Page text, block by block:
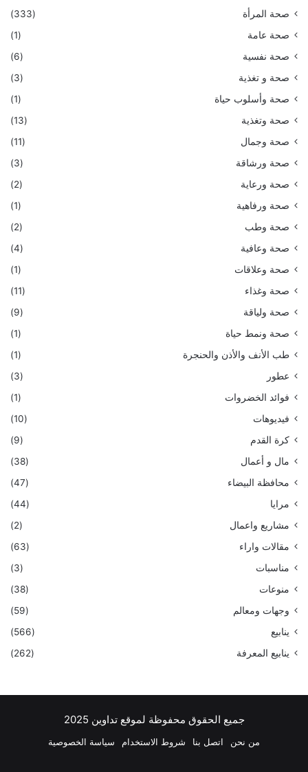
صحة المرأة
(333)
صحة عامة
(1)
صحة نفسية
(6)
صحة و تغذية
(3)
صحة وأسلوب حياة
(1)
صحة وتغذية
(13)
صحة وجمال
(11)
صحة ورشاقة
(3)
صحة ورعاية
(2)
صحة ورفاهية
(1)
صحة وطب
(2)
صحة وعافية
(4)
صحة وعلاقات
(1)
صحة وغذاء
(11)
صحة ولياقة
(9)
صحة ونمط حياة
(1)
طب الأنف والأذن والحنجرة
(1)
عطور
(3)
فوائد الخضروات
(1)
فيديوهات
(10)
كرة القدم
(9)
مال و أعمال
(38)
محافظة البيضاء
(47)
مرايا
(44)
مشاريع واعمال
(2)
مقالات واراء
(63)
مناسبات
(3)
منوعات
(38)
وجهات ومعالم
(59)
ينابيع
(566)
ينابيع المعرفة
(262)
جميع الحقوق محفوظة لموقع تداوين 2025
من نحن اتصل بنا شروط الاستخدام سياسة الخصوصية